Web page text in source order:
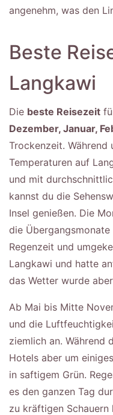
angenehm, was den
Beste
Langkawi
Die beste Reisezeit
Dezember, Januar,
Trockenzeit. Während
Temperaturen auf
und mit
kannst du die
Insel genießen. Die
die
Regenzeit und
Langkawi und hatte
das Wetter wurde
Ab Mai bis Mitte
und die
ziemlich an. Während
Hotels aber um
in saftigem Grün.
es den ganzen Tag
zu kräftigen Schauern